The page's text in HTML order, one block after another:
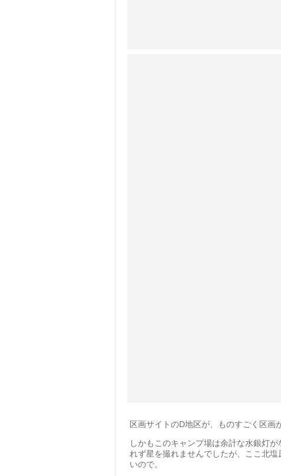
区画サイトのD地区が、ものすごく区画
しかもこのキャンプ場は余計な水銀灯
れず星を撮れませんでしたが、ここ北
いので。